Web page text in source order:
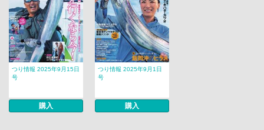
つり情報 2025年9月15日
号
購入
つり情報 2025年9月1日
号
購入